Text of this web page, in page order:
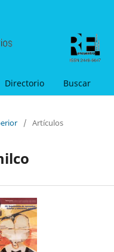
Directorio Buscar
/ Artículos